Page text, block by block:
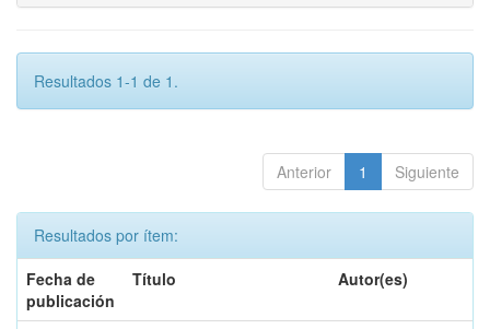
Resultados 1-1 de 1.
Anterior 1 Siguiente
Resultados por ítem:
Fecha de
publicación
Título Autor(es)